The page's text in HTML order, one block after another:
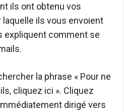
ils ont obtenu vos
laquelle ils vous envoient
expliquent comment se
la phrase « Pour ne
cliquez ici ». Cliquez
dirigé vers